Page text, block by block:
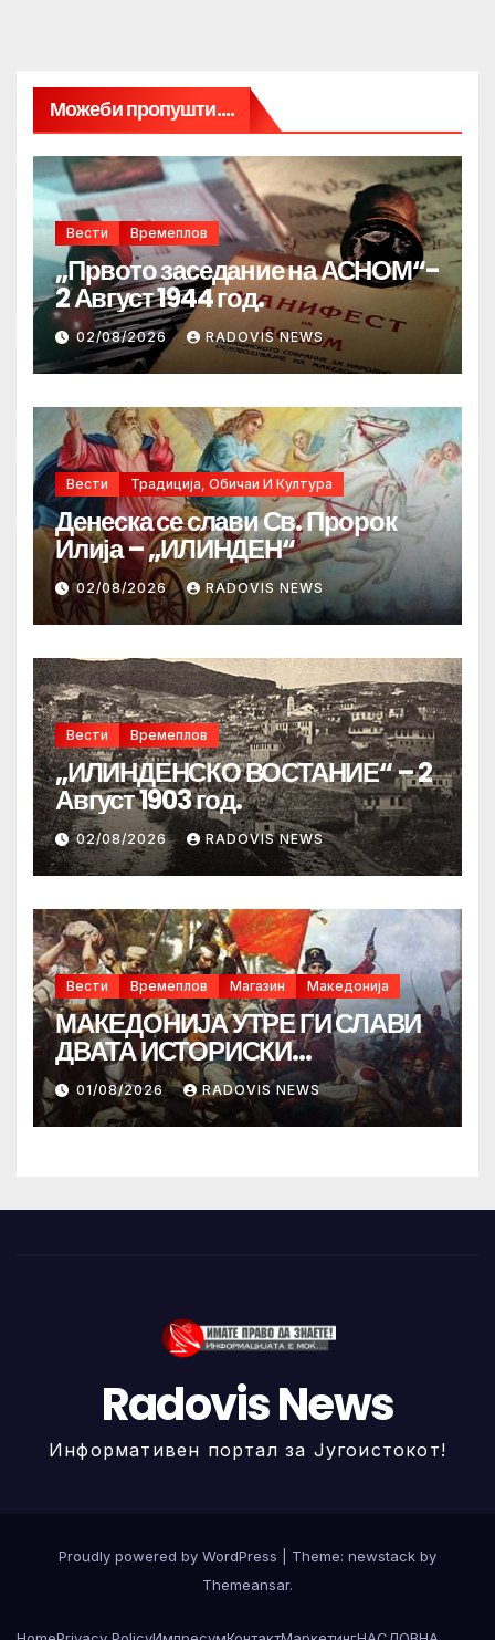
Можеби пропушти....
Вести Времеплов
„Првото заседание на АСНОМ“-
2 Август 1944 год.
02/08/2026 RADOVIS NEWS
Вести Традиција, Обичаи И Култура
Денеска се слави Св. Пророк
Илија – „ИЛИНДЕН“
02/08/2026 RADOVIS NEWS
Вести Времеплов
„ИЛИНДЕНСКО ВОСТАНИЕ“ – 2
Август 1903 год.
02/08/2026 RADOVIS NEWS
Вести Времеплов Магазин Македонија
МАКЕДОНИЈА УТРЕ ГИ СЛАВИ
ДВАТА ИСТОРИСКИ
ИЛИНДЕНА!
01/08/2026 RADOVIS NEWS
Radovis News
Информативен портал за Југоистокот!
Proudly powered by WordPress
Theme: newstack by
Themeansar.